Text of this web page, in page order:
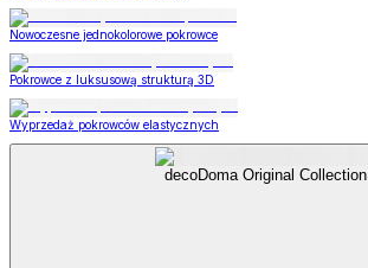
Nowoczesne jednokolorowe pokrowce
Pokrowce z luksusową strukturą 3D
Wyprzedaż pokrowców elastycznych
decoDoma Original Collection